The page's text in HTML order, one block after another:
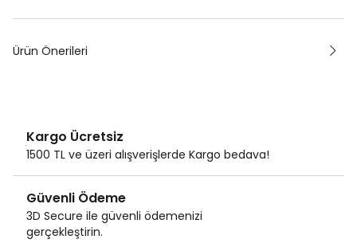
Ürün Önerileri
Kargo Ücretsiz
1500 TL ve üzeri alışverişlerde Kargo bedava!
Güvenli Ödeme
3D Secure ile güvenli ödemenizi
gerçekleştirin.